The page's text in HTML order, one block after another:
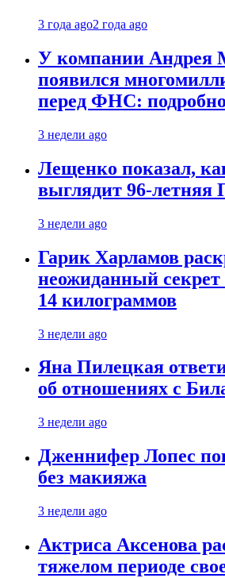
3 года ago2 года ago
У компании Андрея
появился
перед ФНС:
3 недели ago
Лещенко показал,
выглядит 96-летняя
3 недели ago
Гарик Харламов
неожиданный секрет
14 килограммов
3 недели ago
Яна Пилецкая
об отношениях с
3 недели ago
Дженнифер Лопес
без макияжа
3 недели ago
Актриса Аксенова
тяжелом периоде